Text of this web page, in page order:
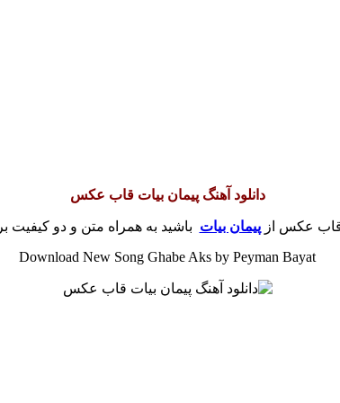
دانلود آهنگ پیمان بیات قاب عکس
قاب عکس ازپیمان بیات باشید به همراه متن و دو کیفیت
Download New Song Ghabe Aks by Peyman Bayat